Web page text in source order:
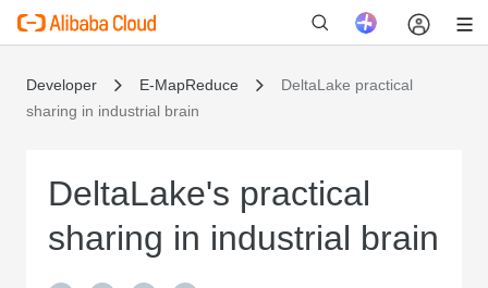
Developer E-MapReduce
DeltaLake practical
sharing in industrial brain
DeltaLake's practical
sharing in industrial brain